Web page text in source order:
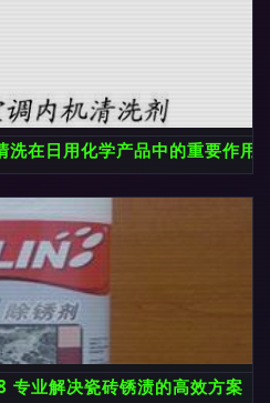
在日用化学产品中的重要作用
专业解决瓷砖锈渍的高效方案